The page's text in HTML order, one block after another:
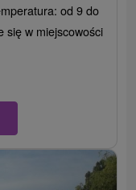
od 9 do
się w miejscowości